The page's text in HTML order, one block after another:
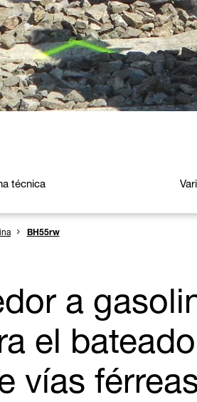
técnica
BH55rw
a
el
vías